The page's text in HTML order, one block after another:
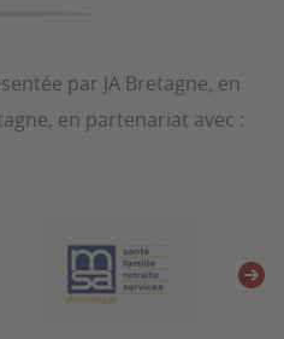
par JA Bretagne, en
en partenariat avec :